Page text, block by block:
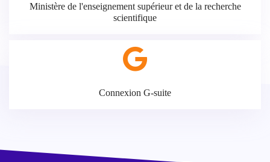
Ministère de l'enseignement supérieur et de la recherche
scientifique
Connexion G-suite